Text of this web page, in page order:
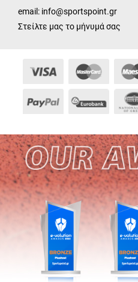
email: info@sportspoint.gr
Στείλτε μας το μήνυμά σας